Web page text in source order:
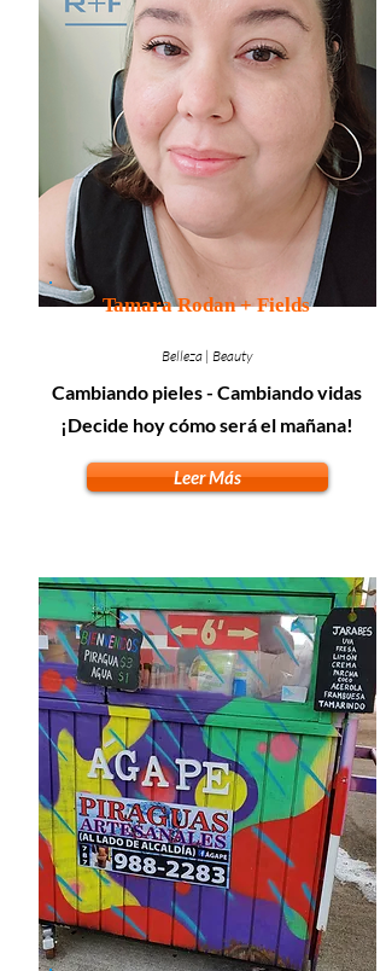
Tamara Rodan + Fields
Belleza | Beauty
Cambiando pieles - Cambiando vidas
¡Decide hoy cómo será el mañana!
Leer Más